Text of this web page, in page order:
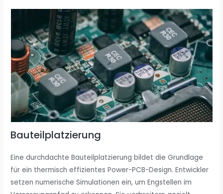
Bauteilplatzierung
Eine durchdachte Bauteilplatzierung bildet die Grundlage
für ein thermisch effizientes Power-PCB-Design. Entwickler
setzen numerische Simulationen ein, um Engstellen im